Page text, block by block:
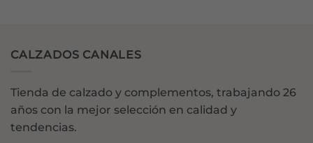
CALZADOS CANALES
Tienda de calzado y complementos, trabajando 26
años con la mejor selección en calidad y
tendencias.